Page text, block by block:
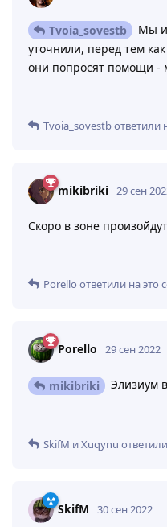
Tvoia_sovestb
Мы
уточнили, перед тем
они попросят помощи -
Tvoia_sovestbответили
mikibriki 29 сен
Cкоро в зоне
Porello ответили на это
Porello 29 сен 2022
mikibriki Элизиум
SkifM иXuqynu
SkifM 30 сен 2022